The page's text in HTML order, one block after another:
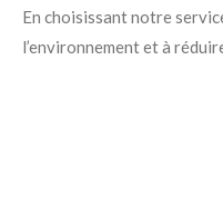
En choisissant notre
l’environnement et à